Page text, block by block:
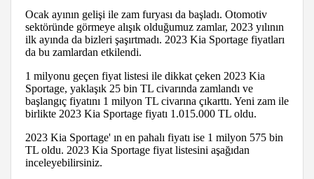
Ocak ayının gelişi ile zam furyası da başladı. Otomotiv
sektöründe görmeye alışık olduğumuz zamlar, 2023 yılının
ilk ayında da bizleri şaşırtmadı. 2023 Kia Sportage fiyatları
da bu zamlardan etkilendi.
1 milyonu geçen fiyat listesi ile dikkat çeken 2023 Kia
Sportage, yaklaşık 25 bin TL civarında zamlandı ve
başlangıç fiyatını 1 milyon TL civarına çıkarttı. Yeni zam ile
birlikte 2023 Kia Sportage fiyatı 1.015.000 TL oldu.
2023 Kia Sportage' ın en pahalı fiyatı ise 1 milyon 575 bin
TL oldu. 2023 Kia Sportage fiyat listesini aşağıdan
inceleyebilirsiniz.